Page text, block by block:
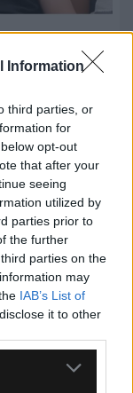
Information
third parties, or
for
opt-out
that after your
seeing
utilized by
parties prior to
the further
parties on the
may
IAB’s List of
it to other
more Google
(vid)